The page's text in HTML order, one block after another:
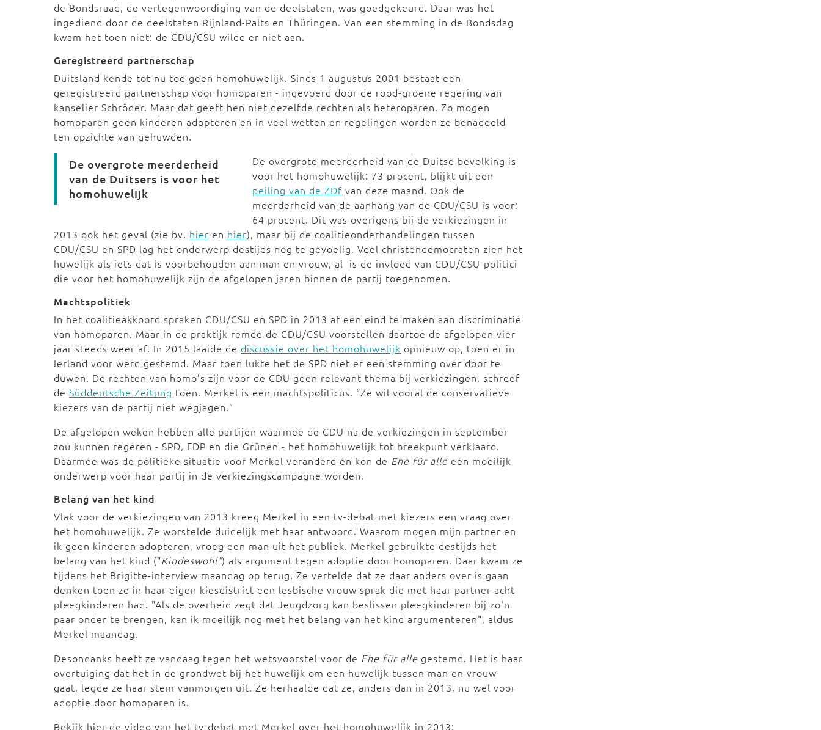
de Bondsraad, de vertegenwoordiging van de deelstaten, was goedgekeurd. Daar was het
ingediend door de deelstaten Rijnland-Palts en Thüringen. Van een stemming in de Bondsdag
kwam het toen niet: de CDU/CSU wilde er niet aan.
Geregistreerd partnerschap
Duitsland kende tot nu toe geen homohuwelijk. Sinds 1 augustus 2001 bestaat een
geregistreerd partnerschap voor homoparen - ingevoerd door de rood-groene regering van
kanselier Schröder. Maar dat geeft hen niet dezelfde rechten als heteroparen. Zo mogen
homoparen geen kinderen adopteren en in veel wetten en regelingen worden ze benadeeld
ten opzichte van gehuwden.
De overgrote meerderheid
van de Duitsers is voor het
homohuwelijk
De overgrote meerderheid van de Duitse bevolking is
voor het homohuwelijk: 73 procent, blijkt uit een
peiling van de ZDf van deze maand. Ook de
meerderheid van de aanhang van de CDU/CSU is voor:
64 procent. Dit was overigens bij de verkiezingen in
2013 ook het geval (zie bv. hier en hier), maar bij de coalitieonderhandelingen tussen
CDU/CSU en SPD lag het onderwerp destijds nog te gevoelig. Veel christendemocraten zien het
huwelijk als iets dat is voorbehouden aan man en vrouw, al is de invloed van CDU/CSU-politici
die voor het homohuwelijk zijn de afgelopen jaren binnen de partij toegenomen.
Machtspolitiek
In het coalitieakkoord spraken CDU/CSU en SPD in 2013 af een eind te maken aan discriminatie
van homoparen. Maar in de praktijk remde de CDU/CSU voorstellen daartoe de afgelopen vier
jaar steeds weer af. In 2015 laaide de discussie over het homohuwelijk opnieuw op, toen er in
Ierland voor werd gestemd. Maar toen lukte het de SPD niet er een stemming over door te
duwen. De rechten van homo’s zijn voor de CDU geen relevant thema bij verkiezingen, schreef
de Süddeutsche Zeitung toen. Merkel is een machtspoliticus. “Ze wil vooral de conservatieve
kiezers van de partij niet wegjagen.”
De afgelopen weken hebben alle partijen waarmee de CDU na de verkiezingen in september
zou kunnen regeren - SPD, FDP en die Grünen - het homohuwelijk tot breekpunt verklaard.
Daarmee was de politieke situatie voor Merkel veranderd en kon de Ehe für alle een moeilijk
onderwerp voor haar partij in de verkiezingscampagne worden.
Belang van het kind
Vlak voor de verkiezingen van 2013 kreeg Merkel in een tv-debat met kiezers een vraag over
het homohuwelijk. Ze worstelde duidelijk met haar antwoord. Waarom mogen mijn partner en
ik geen kinderen adopteren, vroeg een man uit het publiek. Merkel gebruikte destijds het
belang van het kind ("Kindeswohl") als argument tegen adoptie door homoparen. Daar kwam ze
tijdens het Brigitte-interview maandag op terug. Ze vertelde dat ze daar anders over is gaan
denken toen ze in haar eigen kiesdistrict een lesbische vrouw sprak die met haar partner acht
pleegkinderen had. "Als de overheid zegt dat Jeugdzorg kan beslissen pleegkinderen bij zo'n
paar onder te brengen, kan ik moeilijk nog met het belang van het kind argumenteren", aldus
Merkel maandag.
Desondanks heeft ze vandaag tegen het wetsvoorstel voor de Ehe für alle gestemd. Het is haar
overtuiging dat het in de grondwet bij het huwelijk om een huwelijk tussen man en vrouw
gaat, legde ze haar stem vanmorgen uit. Ze herhaalde dat ze, anders dan in 2013, nu wel voor
adoptie door homoparen is.
Bekijk hier de video van het tv-debat met Merkel over het homohuwelijk in 2013: